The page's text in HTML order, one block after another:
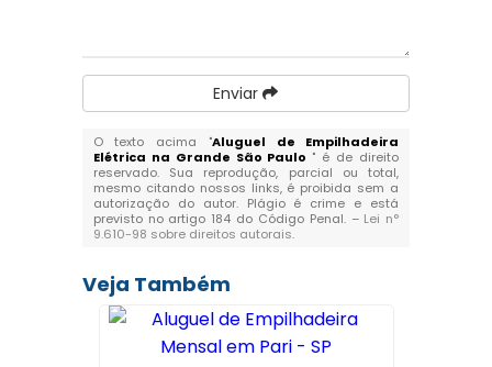
Enviar
O texto acima "Aluguel de Empilhadeira
Elétrica na Grande São Paulo " é de direito
reservado. Sua reprodução, parcial ou total,
mesmo citando nossos links, é proibida sem a
autorização do autor. Plágio é crime e está
previsto no artigo 184 do Código Penal. – Lei n°
9.610-98 sobre direitos autorais.
Veja Também